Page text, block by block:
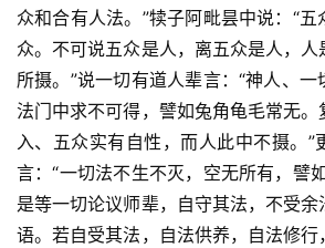
众和合有人法。”犊子阿毗昙中说：“
众。不可说五众是人，离五众是人，
所摄。”说一切有道人辈言：“神人、
法门中求不可得，譬如兔角龟毛常无
入、五众实有自性，而人此中不摄。”
言：“一切法不生不灭，空无所有，譬
是等一切论议师辈，自守其法，不受
语。若自受其法，自法供养，自法修